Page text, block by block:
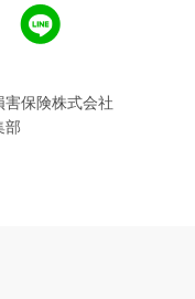
害保険株式会社
部